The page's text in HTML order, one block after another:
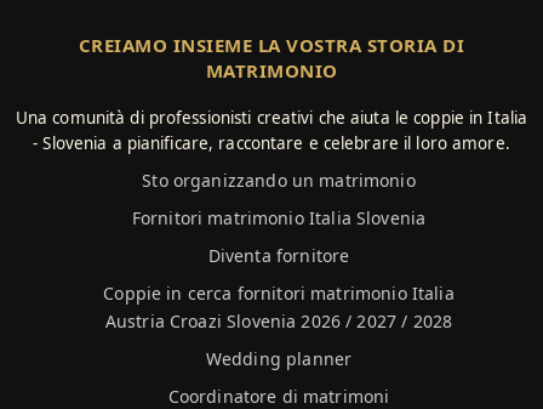
CREIAMO INSIEME LA VOSTRA STORIA DI
MATRIMONIO
Una comunità di professionisti creativi che aiuta le coppie in Italia
- Slovenia a pianificare, raccontare e celebrare il loro amore.
Sto organizzando un matrimonio
Fornitori matrimonio Italia Slovenia
Diventa fornitore
Coppie in cerca fornitori matrimonio Italia
Austria Croazi Slovenia 2026 / 2027 / 2028
Wedding planner
Coordinatore di matrimoni